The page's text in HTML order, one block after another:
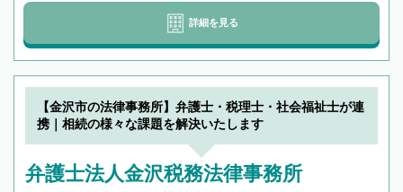
詳細を見る
【金沢市の法律事務所】弁護士・税理士・社会福祉士が連
携｜相続の様々な課題を解決いたします
弁護士法人金沢税務法律事務所